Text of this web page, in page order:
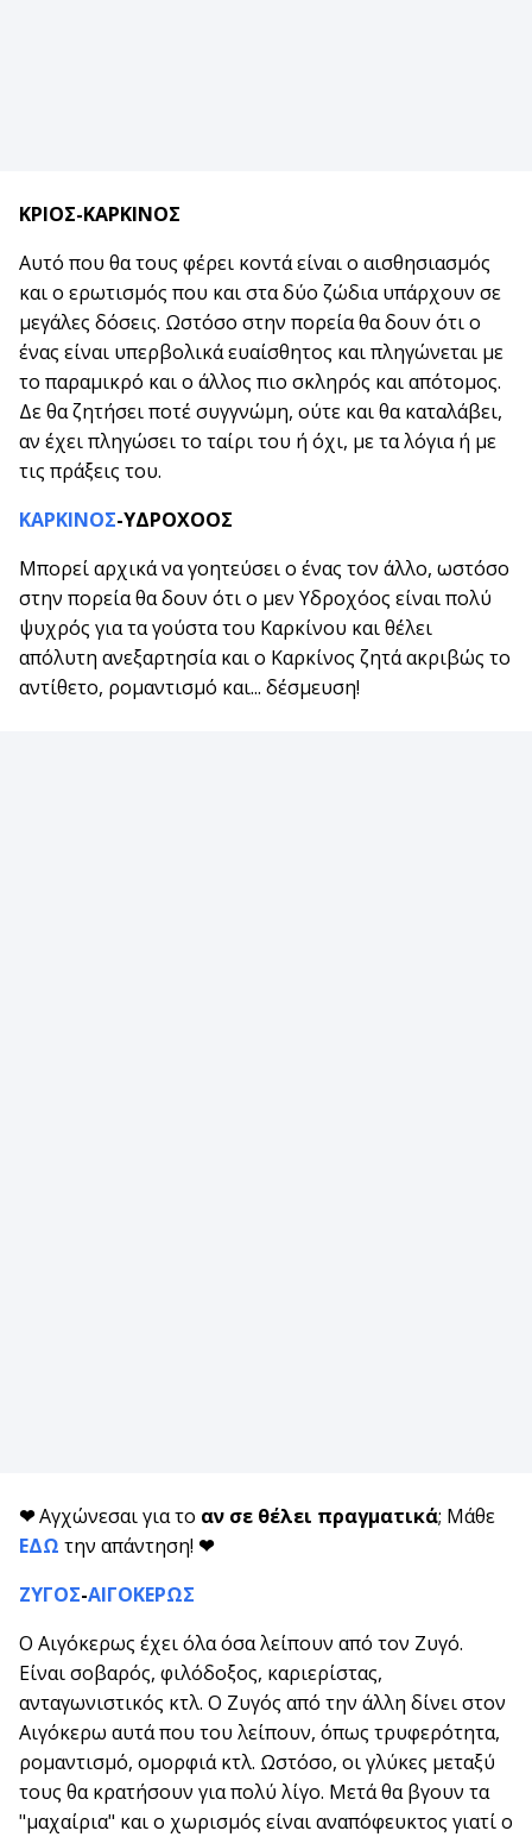
ΚΡΙΟΣ-ΚΑΡΚΙΝΟΣ
Αυτό που θα τους φέρει κοντά είναι ο αισθησιασμός
και ο ερωτισμός που και στα δύο ζώδια υπάρχουν σε
μεγάλες δόσεις. Ωστόσο στην πορεία θα δουν ότι ο
ένας είναι υπερβολικά ευαίσθητος και πληγώνεται με
το παραμικρό και ο άλλος πιο σκληρός και απότομος.
Δε θα ζητήσει ποτέ συγγνώμη, ούτε και θα καταλάβει,
αν έχει πληγώσει το ταίρι του ή όχι, με τα λόγια ή με
τις πράξεις του.
ΚΑΡΚΙΝΟΣ-ΥΔΡΟΧΟΟΣ
Μπορεί αρχικά να γοητεύσει ο ένας τον άλλο, ωστόσο
στην πορεία θα δουν ότι ο μεν Υδροχόος είναι πολύ
ψυχρός για τα γούστα του Καρκίνου και θέλει
απόλυτη ανεξαρτησία και ο Καρκίνος ζητά ακριβώς το
αντίθετο, ρομαντισμό και... δέσμευση!
❤Αγχώνεσαι για το αν σε θέλει πραγματικά; Μάθε
ΕΔΩ την απάντηση! ❤
ΖΥΓΟΣ-ΑΙΓΟΚΕΡΩΣ
Ο Αιγόκερως έχει όλα όσα λείπουν από τον Ζυγό.
Είναι σοβαρός, φιλόδοξος, καριερίστας,
ανταγωνιστικός κτλ. Ο Ζυγός από την άλλη δίνει στον
Αιγόκερω αυτά που του λείπουν, όπως τρυφερότητα,
ρομαντισμό, ομορφιά κτλ. Ωστόσο, οι γλύκες μεταξύ
τους θα κρατήσουν για πολύ λίγο. Μετά θα βγουν τα
"μαχαίρια" και ο χωρισμός είναι αναπόφευκτος γιατί ο